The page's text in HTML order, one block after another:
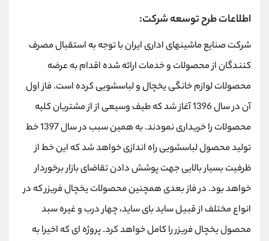
اطلاعات طرح توسعه شرکت:
شرکت صنایع ماشینهای اداری ایران با توجه به استقبال مصرف
کنندگان از محصولات و خدمات ارائه شده اقدام به عرضه
محصولات لوازم خانگی یخچال و لباسشویی کرده است. فاز اول
آن در سال 1396 آغاز شد که طیف وسیعی از از مشتریان کلیه
محصولات را خریداری نمودند. به همین سبب در سال 1397 خط
تولید محصول لباسشویی راه اندازی خواهد شد که این خط از
ظرفیت بسیار بالایی جهت پوشش دادن تقاضای بازار برخوردار
خواهد بود. در فاز بعدی همچنین محصولات یخچال فریزر که در
انواع مختلف از قبیل ساید بای ساید، چهار درب و غیره سبد
محصول یخچال فریزر را کامل خواهد کرد. پروژه ای که اخیرا به